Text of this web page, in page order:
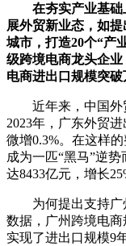
在夯实产业基
展外贸新业态，如
城市，打造20个“产
级跨境电商龙头企
电商进出口规模突破
近年来，中国外贸
2023年，广东外贸
微增0.3%。在这样
成为一匹“黑马”逆
达8433亿元，增长
为何提出支持广
数据，广州跨境电
实现了进出口规模9